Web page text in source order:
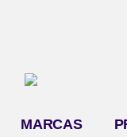
MARCAS